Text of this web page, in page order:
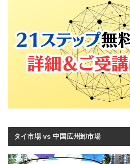
タイ市場 vs 中国広州卸市場